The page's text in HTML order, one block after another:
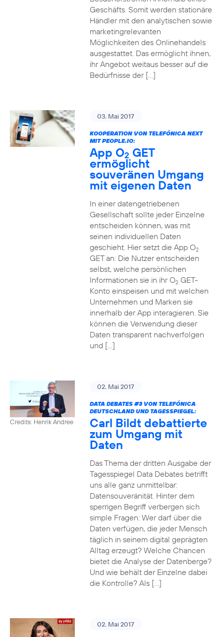
Geschäfts. Somit werden stationäre
Händler mit den analytischen sowie
marketingrelevanten
Möglichkeiten des Onlinehandels
ausgestattet. Das ermöglicht ihnen,
ihr Angebot weitaus besser auf die
Bedürfnisse der […]
03. Mai 2017
KOOPERATION VON TELEFÓNICA NEXT
MIT PEOPLE.IO:
App O2 GET
ermöglicht
souveränen Umgang
mit eigenen Daten
In einer datengetriebenen
Gesellschaft sollte jeder Einzelne
entscheiden können, was mit
seinen individuellen Daten
geschieht. Hier setzt die App O2
GET an: Die Nutzer entscheiden
selbst, welche persönlichen
Informationen sie in ihr O2GET-
Konto einspeisen und mit welchen
Unternehmen und Marken sie
innerhalb der App interagieren. Sie
können die Verwendung dieser
Daten transparent nachverfolgen
und […]
Credits: Henrik Andree
02. Mai 2017
DATA DEBATES #3VON TELEFÓNICA
DEUTSCHLAND UND TAGESSPIEGEL:
Carl Bildt debattierte
zum Umgang mit
Daten
Das Thema der dritten Ausgabe der
Tagesspiegel Data Debates betrifft
uns alle ganz unmittelbar:
Datensouveränität. Hinter dem
sperrigen Begriff verbergen sich
simple Fragen: Wer darf über die
Daten verfügen, die jeder Mensch
täglich in seinem digital geprägten
Alltag erzeugt? Welche Chancen
bietet die Analyse der Datenberge?
Und wie behält der Einzelne dabei
die Kontrolle? Als […]
02. Mai 2017